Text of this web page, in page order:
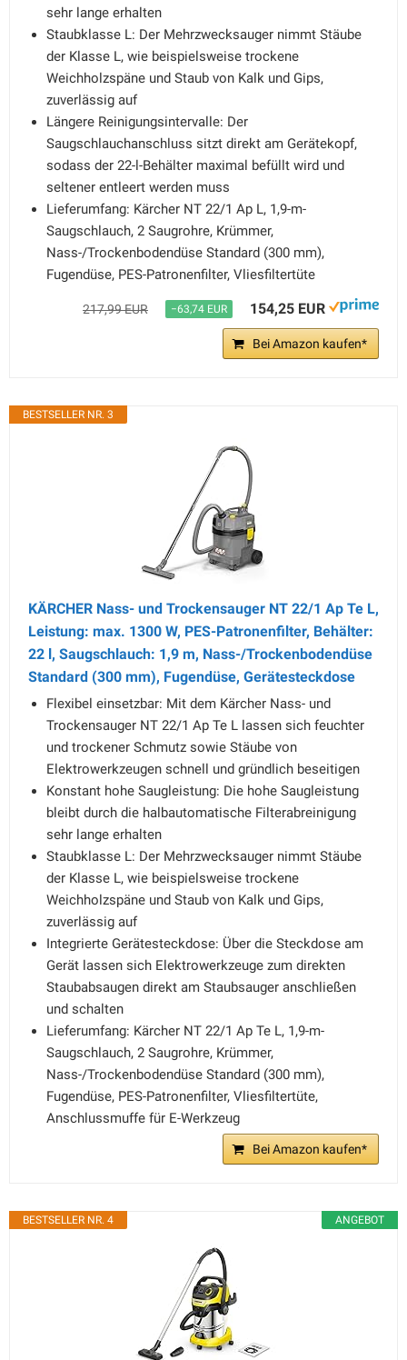
sehr lange erhalten
Staubklasse L: Der Mehrzwecksauger nimmt Stäube
der Klasse L, wie beispielsweise trockene
Weichholzspäne und Staub von Kalk und Gips,
zuverlässig auf
Längere Reinigungsintervalle: Der
Saugschlauchanschluss sitzt direkt am Gerätekopf,
sodass der 22-l-Behälter maximal befüllt wird und
seltener entleert werden muss
Lieferumfang: Kärcher NT 22/1 Ap L, 1,9-m-
Saugschlauch, 2 Saugrohre, Krümmer,
Nass-/Trockenbodendüse Standard (300 mm),
Fugendüse, PES-Patronenfilter, Vliesfiltertüte
217,99 EUR −63,74 EUR 154,25 EUR
Bei Amazon kaufen*
BESTSELLER NR. 3
KÄRCHER Nass- und Trockensauger NT 22/1 Ap Te L,
Leistung: max. 1300 W, PES-Patronenfilter, Behälter:
22 l, Saugschlauch: 1,9 m, Nass-/Trockenbodendüse
Standard (300 mm), Fugendüse, Gerätesteckdose
Flexibel einsetzbar: Mit dem Kärcher Nass- und
Trockensauger NT 22/1 Ap Te L lassen sich feuchter
und trockener Schmutz sowie Stäube von
Elektrowerkzeugen schnell und gründlich beseitigen
Konstant hohe Saugleistung: Die hohe Saugleistung
bleibt durch die halbautomatische Filterabreinigung
sehr lange erhalten
Staubklasse L: Der Mehrzwecksauger nimmt Stäube
der Klasse L, wie beispielsweise trockene
Weichholzspäne und Staub von Kalk und Gips,
zuverlässig auf
Integrierte Gerätesteckdose: Über die Steckdose am
Gerät lassen sich Elektrowerkzeuge zum direkten
Staubabsaugen direkt am Staubsauger anschließen
und schalten
Lieferumfang: Kärcher NT 22/1 Ap Te L, 1,9-m-
Saugschlauch, 2 Saugrohre, Krümmer,
Nass-/Trockenbodendüse Standard (300 mm),
Fugendüse, PES-Patronenfilter, Vliesfiltertüte,
Anschlussmuffe für E-Werkzeug
Bei Amazon kaufen*
ANGEBOT
BESTSELLER NR. 4